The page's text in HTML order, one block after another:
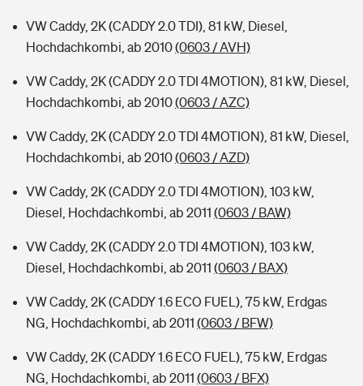
VW Caddy, 2K (CADDY 2.0 TDI), 81 kW, Diesel,
Hochdachkombi, ab 2010(0603 / AVH)
VW Caddy, 2K (CADDY 2.0 TDI 4MOTION), 81 kW, Diesel,
Hochdachkombi, ab 2010(0603 / AZC)
VW Caddy, 2K (CADDY 2.0 TDI 4MOTION), 81 kW, Diesel,
Hochdachkombi, ab 2010(0603 / AZD)
VW Caddy, 2K (CADDY 2.0 TDI 4MOTION), 103 kW,
Diesel, Hochdachkombi, ab 2011 (0603 / BAW)
VW Caddy, 2K (CADDY 2.0 TDI 4MOTION), 103 kW,
Diesel, Hochdachkombi, ab 2011 (0603 / BAX)
VW Caddy, 2K (CADDY 1.6 ECO FUEL), 75 kW, Erdgas
NG, Hochdachkombi, ab 2011 (0603 / BFW)
VW Caddy, 2K (CADDY 1.6 ECO FUEL), 75 kW, Erdgas
NG, Hochdachkombi, ab 2011 (0603 / BFX)